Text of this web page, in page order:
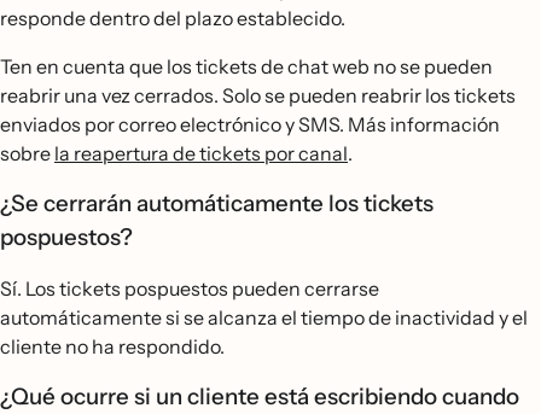
responde dentro del plazo establecido.
Ten en cuenta que los tickets de chat web no se pueden
reabrir una vez cerrados. Solo se pueden reabrir los tickets
enviados por correo electrónico y SMS. Más información
sobre la reapertura de tickets por canal.
¿Se cerrarán automáticamente los tickets
pospuestos?
Sí. Los tickets pospuestos pueden cerrarse
automáticamente si se alcanza el tiempo de inactividad y el
cliente no ha respondido.
¿Qué ocurre si un cliente está escribiendo cuando